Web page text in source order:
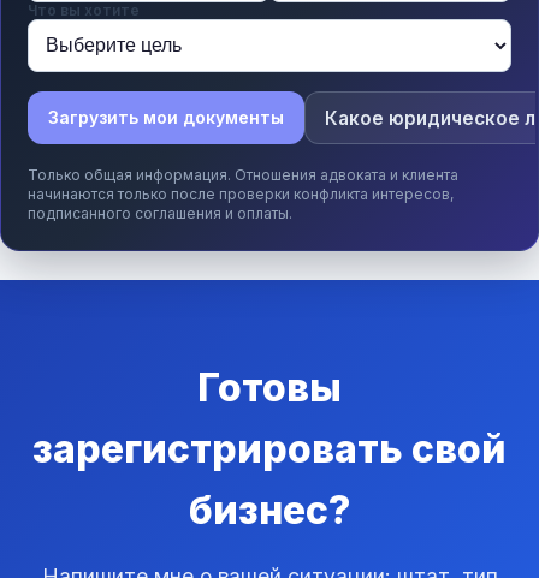
Что вы хотите
Загрузить мои документы Какое юридическое
Только общая информация. Отношения адвоката и клиента
начинаются только после проверки конфликта интересов,
подписанного соглашения и оплаты.
Готовы
зарегистрировать свой
бизнес?